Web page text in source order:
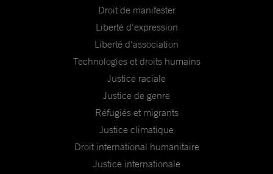
Droit de manifester
Liberté d'expression
Liberté d'association
Technologies et droits humains
Justice raciale
Justice de genre
Réfugiés et migrants
Justice climatique
Droit international humanitaire
Justice internationale